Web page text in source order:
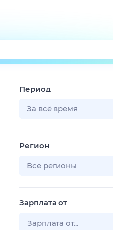
Поиск
ТВ-программа
Период
За всё время
Регион
Все регионы
Зарплата от